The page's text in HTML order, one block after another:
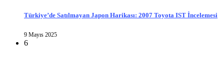
Türkiye’de Satılmayan Japon Harikası: 2007 Toyota IST İncelemesi
9 Mayıs 2025
6